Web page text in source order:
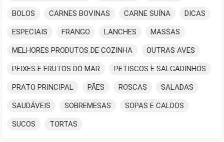
BOLOS CARNES BOVINAS CARNE SUÍNA DICAS
ESPECIAIS FRANGO LANCHES MASSAS
MELHORES PRODUTOS DE COZINHA OUTRAS AVES
PEIXES E FRUTOS DO MAR PETISCOS E SALGADINHOS
PRATO PRINCIPAL PÃES ROSCAS SALADAS
SAUDÁVEIS SOBREMESAS SOPAS E CALDOS
SUCOS TORTAS